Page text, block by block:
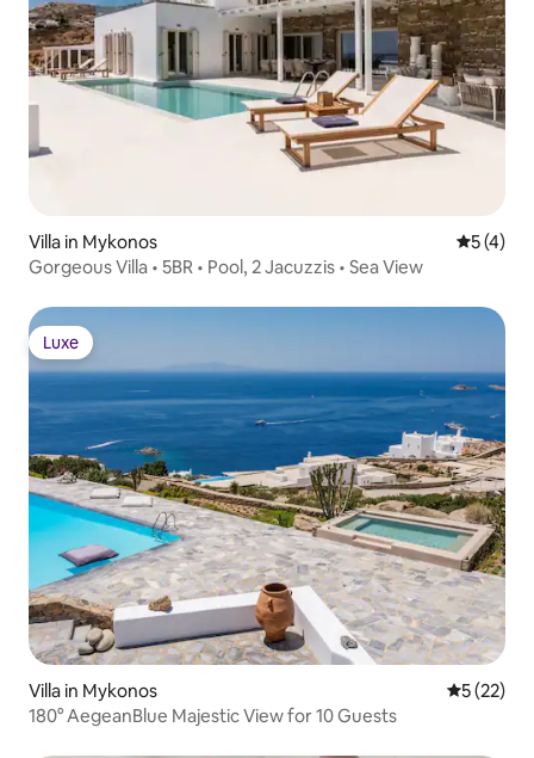
Villa in Mykonos
5 (4)
Gorgeous Villa • 5BR • Pool, 2 Jacuzzis • Sea View
Luxe
Luxe
Villa in Mykonos
5 (22)
180° AegeanBlue Majestic View for 10 Guests